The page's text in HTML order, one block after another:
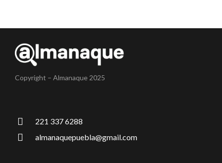
Copyright – Almanaque 2025
221 337 6288
almanaquepuebla@gmail.com